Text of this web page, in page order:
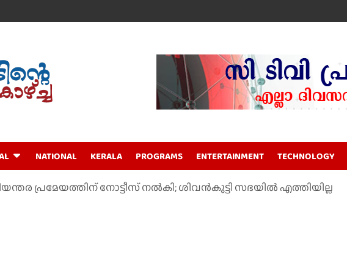
NATIONAL KERALA PROGRAMS ENTERTAINMENT TECHNOLOGY
പ്രമേയത്തിന് നോട്ടീസ് നല്‍കി; ശിവന്‍കുട്ടി സഭയില്‍ എത്തിയില്ല